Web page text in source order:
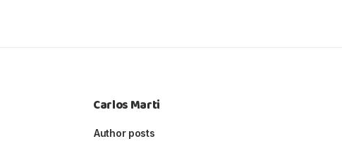
Carlos Marti
Author posts